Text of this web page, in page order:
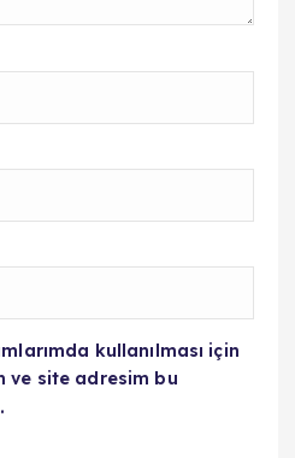
kullanılması için
ve site adresim bu